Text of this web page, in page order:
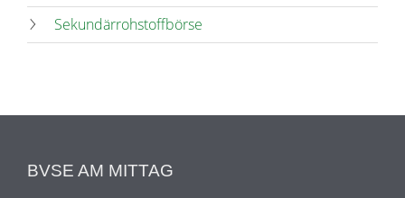
Sekundärrohstoffbörse
BVSE AM MITTAG